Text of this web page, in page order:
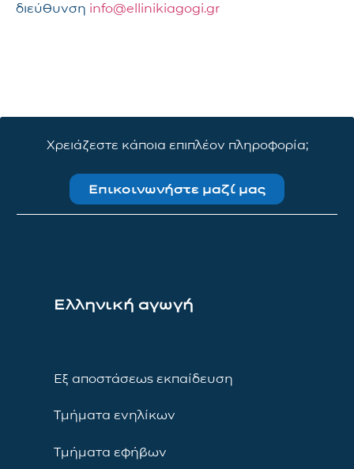
διεύθυνση info@ellinikiagogi.gr
Χρειάζεστε κάποια επιπλέον πληροφορία;
Επικοινωνήστε μαζί μας
Ελληνική αγωγή
Εξ αποστάσεως εκπαίδευση
Τμήματα ενηλίκων
Τμήματα εφήβων